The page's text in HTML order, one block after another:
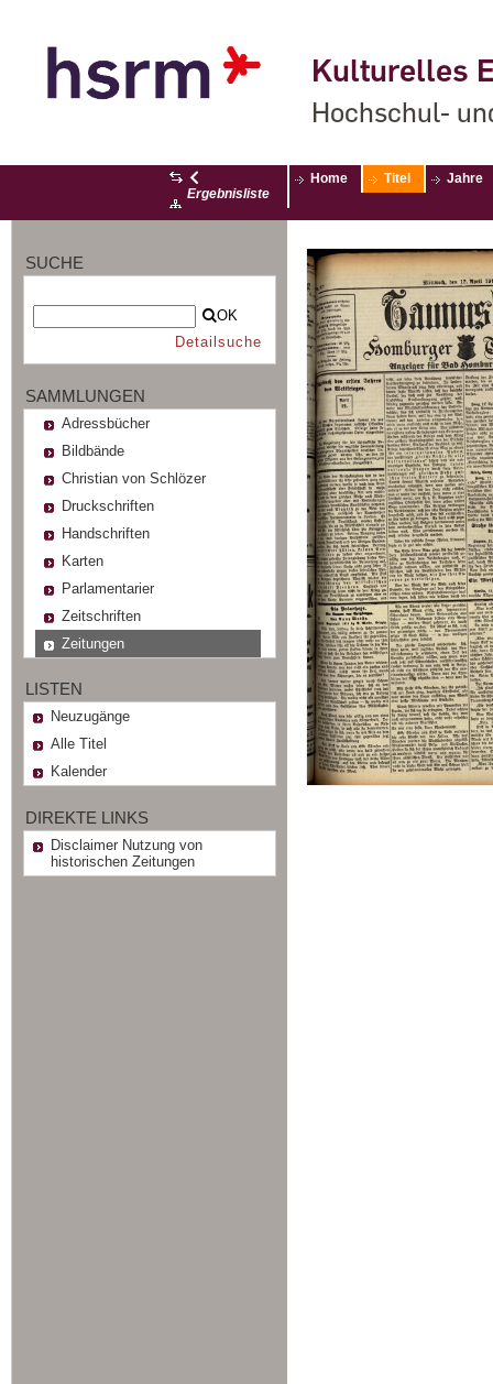
Kulturelles
Hochschul-
Ergebnisliste
Home Titel Jahre
SUCHE
OK
Detailsuche
SAMMLUNGEN
Adressbücher
Bildbände
Christian von Schlözer
Druckschriften
Handschriften
Karten
Parlamentarier
Zeitschriften
Zeitungen
LISTEN
Neuzugänge
Alle Titel
Kalender
DIREKTE LINKS
Disclaimer Nutzung von
historischen Zeitungen